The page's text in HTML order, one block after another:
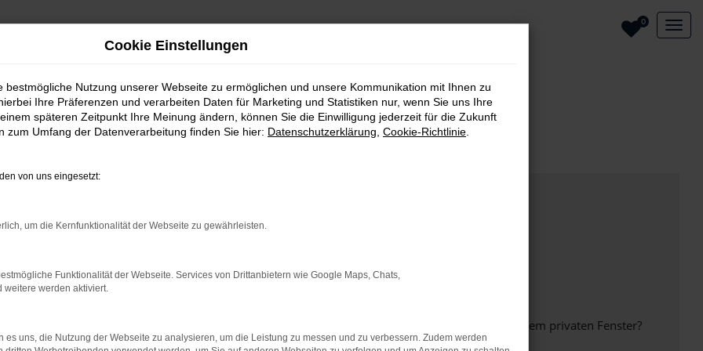
0
bestimmter Seiten verhindern. Funktioniert die Seite in einem anderen Browser oder in einem privaten Fenster?
Cookie Einstellungen
bestmögliche Nutzung unserer Webseite zu ermöglichen und unsere Kommunikation mit Ihnen zu
Ihre Präferenzen und verarbeiten Daten für Marketing und Statistiken nur, wenn Sie uns Ihre
späteren Zeitpunkt Ihre Meinung ändern, können Sie die Einwilligung jederzeit für die Zukunft
zum Umfang der Datenverarbeitung finden Sie hier: Datenschutzerklärung Cookie-Richtlinie
von uns eingesetzt:
um die Kernfunktionalität der Webseite zu gewährleisten.
Funktionalität der Webseite. Services von Drittanbietern wie Google Maps, Chats,
weitere werden aktiviert.
es uns, die Nutzung der Webseite zu analysieren, um die Leistung zu messen und zu verbessern. Zudem werden